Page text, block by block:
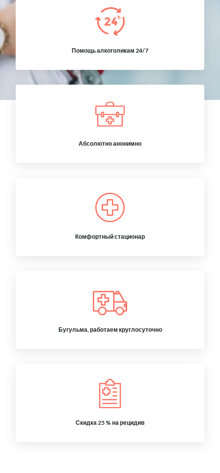
Помощь алкоголикам 24/7
Абсолютно анонимно
Комфортный стационар
Бугульма, работаем круглосуточно
Скидка 25 % на рецидив